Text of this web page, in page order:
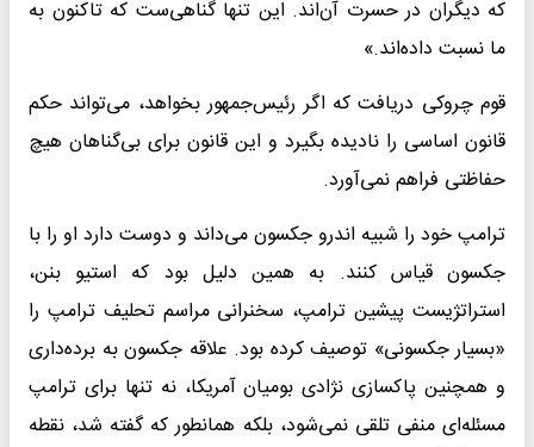
که دیگران در حسرت آن‌اند. این تنها گناهی‌ست که تاکنون به
ما نسبت داده‌اند.»
قوم چروکی دریافت که اگر رئیس‌جمهور بخواهد، می‌تواند حکم
قانون اساسی را نادیده بگیرد و این قانون برای بی‌گناهان هیچ
حفاظتی فراهم نمی‌آورد.
ترامپ خود را شبیه اندرو جکسون می‌داند و دوست دارد او را با
جکسون قیاس کنند. به همین دلیل بود که استیو بنن،
استراتژیست پیشین ترامپ، سخنرانی مراسم تحلیف ترامپ را
«بسیار جکسونی» توصیف کرده بود. علاقه جکسون به برده‌داری
و همچنین پاکسازی نژادی بومیان آمریکا، نه تنها برای ترامپ
مسئله‌ای منفی تلقی نمی‌شود، بلکه همانطور که گفته شد، نقطه